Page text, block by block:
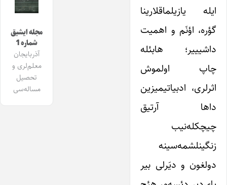
ایله یازیلماقلارینا
گؤره، اؤنَم و اهمیت
داشیییر؛ هابئله
چاپ اولموش
اثرلری، ادبیاتیمیزین
داها آرتیق
چیچکله‌نیب
زنگینلشمه‌سینه
دولغون و دیَرلی بیر
مجله ایشیق
شماره 1
آذربایجان
معلم‌لری و
تحصیل
مساله‌سی